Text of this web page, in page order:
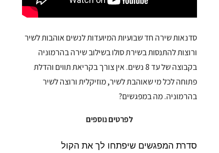
סדנאות שירה חד שבועיות המיועדות לנשים אוהבות לשיר
ורוצות להתנסות בשירת סולו בשילוב שירה בהרמוניה
בקבוצה של עד 8 נשים. אין צורך בקריאת תווים והדלת
פתוחה לכל מי שאוהבת לשיר, מוזיקלית ורוצה לשיר
בהרמוניה. מה במפגשים?
לפרטים נוספים
סדרת המפגשים שיפתחו לך את הקול